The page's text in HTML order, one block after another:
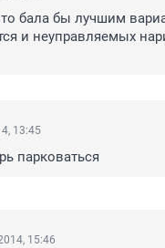
бала бы лучшим
и неуправляемых
13:45
парковаться
15:46